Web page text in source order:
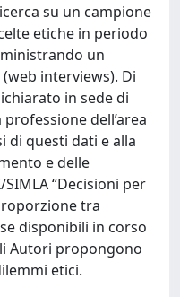
su un campione
etiche in periodo
un
interviews). Di
in sede di
dell’area
di questi dati e alla
e delle
“Decisioni per
tra
disponibili in corso
Autori propongono
etici.